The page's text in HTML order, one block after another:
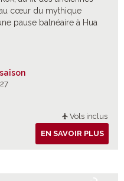
cœur du mythique
pause balnéaire à Hua
Vols inclus
EN SAVOIR PLUS